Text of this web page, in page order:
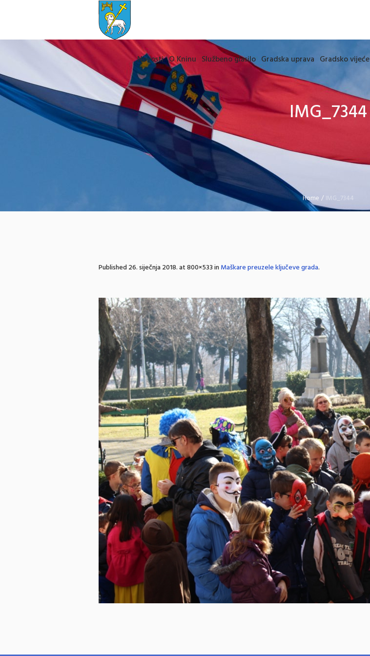
Novosti O Kninu Službeno glasilo Gradska uprava Gradsko vijeće
IMG_7344
Home /IMG_7344
Published26. siječnja 2018.at 800×533 inMaškare preuzele ključeve grada.